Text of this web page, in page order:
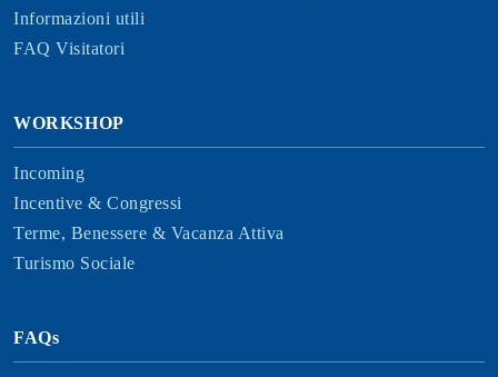
Informazioni utili
FAQ Visitatori
WORKSHOP
Incoming
Incentive & Congressi
Terme, Benessere & Vacanza Attiva
Turismo Sociale
FAQs